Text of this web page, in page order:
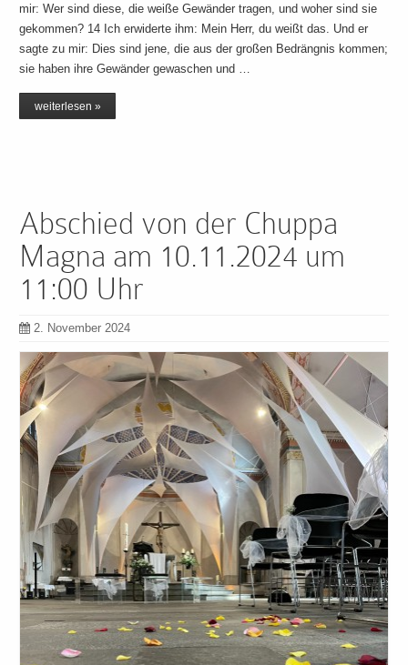
mir: Wer sind diese, die weiße Gewänder tragen, und woher sind sie
gekommen? 14 Ich erwiderte ihm: Mein Herr, du weißt das. Und er
sagte zu mir: Dies sind jene, die aus der großen Bedrängnis kommen;
sie haben ihre Gewänder gewaschen und …
weiterlesen »
Abschied von der Chuppa
Magna am 10.11.2024 um
11:00 Uhr
2. November 2024